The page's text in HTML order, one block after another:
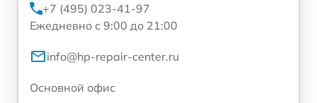
+7 (495) 023-41-97
Ежедневно с 9:00 до 21:00
info@hp-repair-center.ru
Основной офис